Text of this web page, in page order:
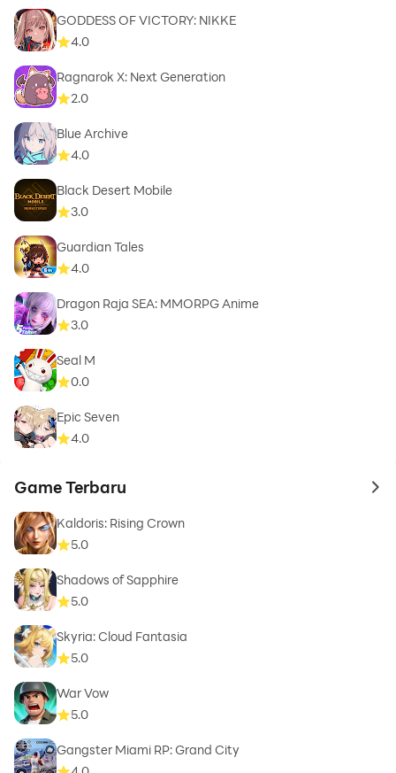
GODDESS OF VICTORY: NIKKE
4.0
Ragnarok X: Next Generation
2.0
Blue Archive
4.0
Black Desert Mobile
3.0
Guardian Tales
4.0
Dragon Raja SEA: MMORPG Anime
3.0
Seal M
0.0
Epic Seven
4.0
Game Terbaru to
Kaldoris: Rising Crown
5.0
Shadows of Sapphire
5.0
Skyria: Cloud Fantasia
5.0
War Vow
5.0
Gangster Miami RP: Grand City